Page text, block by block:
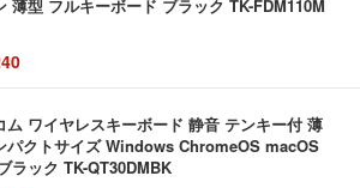
薄型 フルキーボード ブラック TK-FDM110M
ム ワイヤレスキーボード 静音 テンキー付 薄
パクトサイズ Windows ChromeOS macOS
ラック TK-QT30DMBK